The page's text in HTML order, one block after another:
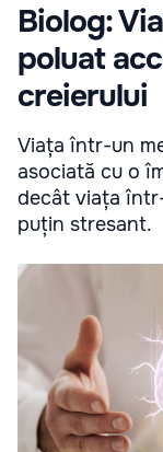
Biolog:
poluat
creierului
Viața într-un
asociată cu o
decât viața
puțin stresant.